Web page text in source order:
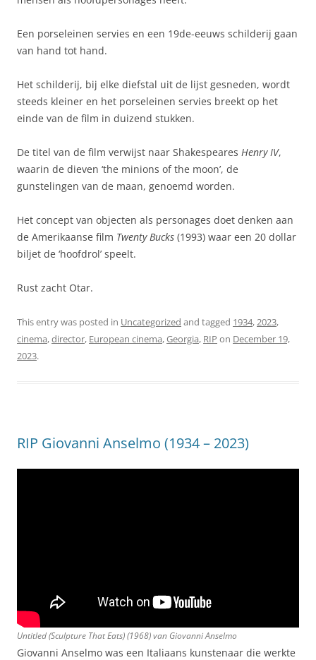
Een porseleinen servies en een 19de-eeuws schilderij gaan
van hand tot hand.
Het schilderij, bij elke diefstal uit de lijst gesneden, wordt
steeds kleiner en het porseleinen servies breekt op het
einde van de film in duizend stukken.
De titel van de film verwijst naar Shakespeares Henry IV,
waarin de dieven ‘the minions of the moon’, de
gunstelingen van de maan, genoemd worden.
Het concept van objecten als personages doet denken aan
de Amerikaanse film Twenty Bucks (1993) waar een 20 dollar
biljet de ‘hoofdrol’ speelt.
Rust zacht Otar.
This entry was posted in Uncategorized and tagged 1934,2023,
cinema,director, European cinema,Georgia, RIP on December 19,
2023.
RIP Giovanni Anselmo (1934 – 2023)
Untitled (Sculpture That Eats)(1968) van Giovanni Anselmo
Giovanni Anselmo was een Italiaans kunstenaar die werkte